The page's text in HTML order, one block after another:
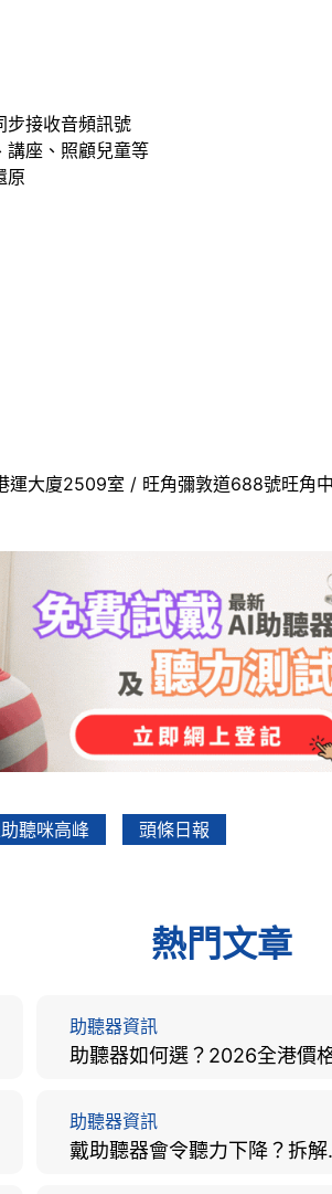
步接收音頻訊號
講座、照顧兒童等
原
運大廈2509室 / 旺角彌敦道688號旺角
聽咪高峰 頭條日報
熱門文章
助聽器資訊
助聽器資訊
戴助聽